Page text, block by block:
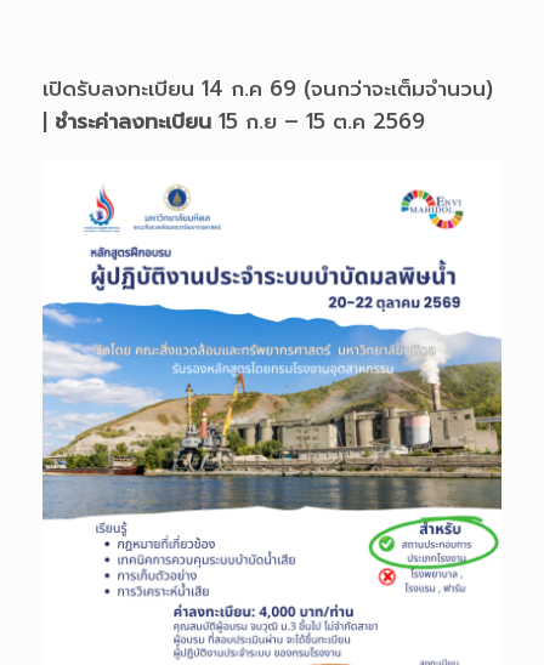
เปิดรับลงทะเบียน 14 ก.ค 69 (จนกว่าจะเต็มจำนวน)
| ชำระค่าลงทะเบียน 15 ก.ย – 15 ต.ค 2569